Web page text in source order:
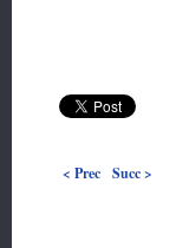
< Prec Succ >